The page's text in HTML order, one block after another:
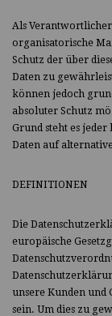
Als
organisatorische
Schutz der über
Daten zu
können jedoch
absoluter Schutz
Grund steht es
Daten auf
DEFINITIONEN
Die
europäische
unsere Kunden und
sein. Um dies zu